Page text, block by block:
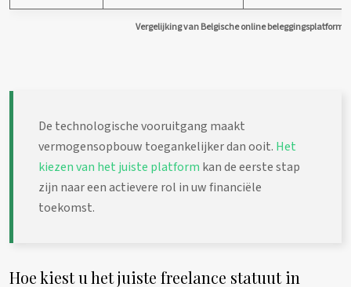
Vergelijking van Belgische online
De technologische vooruitgang maakt
vermogensopbouw toegankelijker dan ooit. Het
kiezen van het juiste platform kan de eerste stap
zijn naar een actievere rol in uw financiële
toekomst.
Hoe kiest u het juiste freelance statuut in